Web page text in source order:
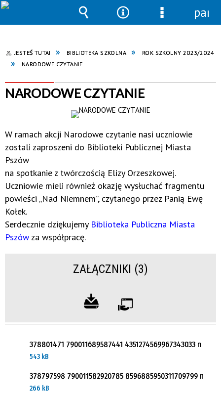
JESTEŚ TUTAJ BIBLIOTEKA SZKOLNA
ROK SZKOLNY 2023/2024
NARODOWE CZYTANIE
NARODOWE CZYTANIE
W ramach akcji Narodowe czytanie nasi uczniowie
zostali zaproszeni do Biblioteki Publicznej Miasta
Pszów
na spotkanie z twórczością Elizy Orzeszkowej.
Uczniowie mieli również okazję wysłuchać fragmentu
powieści „Nad Niemnem”, czytanego przez Panią Ewę
Kołek.
Serdecznie dziękujemy Biblioteka Publiczna Miasta
Pszów za współpracę.
ZAŁĄCZNIKI (3)
378801471 790011689587441 4351274569967343033 n
543 kB
378797598 790011582920785 8596885950311709799 n
266 kB
Wyszukiwarka
NarzędziaMenu